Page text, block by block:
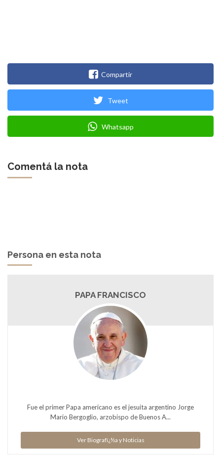
Compartir
Tweet
Whatsapp
Comentá la nota
Persona en esta nota
PAPA FRANCISCO
Fue el primer Papa americano es el jesuita argentino Jorge
Mario Bergoglio, arzobispo de Buenos A...
Ver Biografï¿½a y Noticias